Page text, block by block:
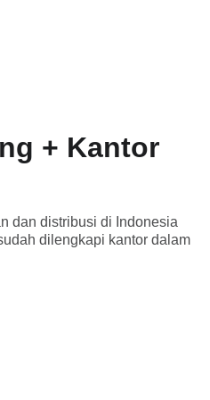
+ Kantor
dan distribusi di Indonesia
dilengkapi kantor dalam